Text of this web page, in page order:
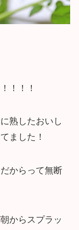
！！！
熟したおいし
ました！
からって無断
からスプラッ